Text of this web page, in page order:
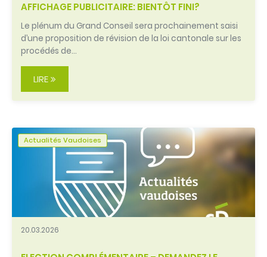
AFFICHAGE PUBLICITAIRE: BIENTÔT FINI?
Le plénum du Grand Conseil sera prochainement saisi
d’une proposition de révision de la loi cantonale sur les
procédés de…
LIRE
Actualités Vaudoises
20.03.2026